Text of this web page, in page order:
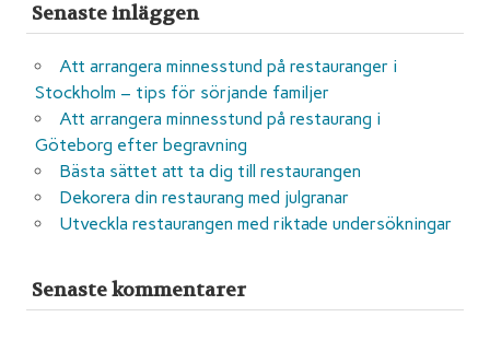
Senaste inläggen
Att arrangera minnesstund på restauranger i
Stockholm – tips för sörjande familjer
Att arrangera minnesstund på restaurang i
Göteborg efter begravning
Bästa sättet att ta dig till restaurangen
Dekorera din restaurang med julgranar
Utveckla restaurangen med riktade undersökningar
Senaste kommentarer